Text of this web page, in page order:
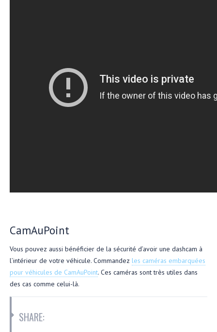
CamAuPoint
Vous pouvez aussi bénéficier de la sécurité d’avoir une dashcam à
l’intérieur de votre véhicule. Commandez les caméras embarquées
pour véhicules de CamAuPoint. Ces caméras sont très utiles dans
des cas comme celui-là.
SHARE: